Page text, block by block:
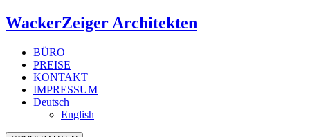
WackerZeiger Architekten
BÜRO
PREISE
KONTAKT
IMPRESSUM
Deutsch
English